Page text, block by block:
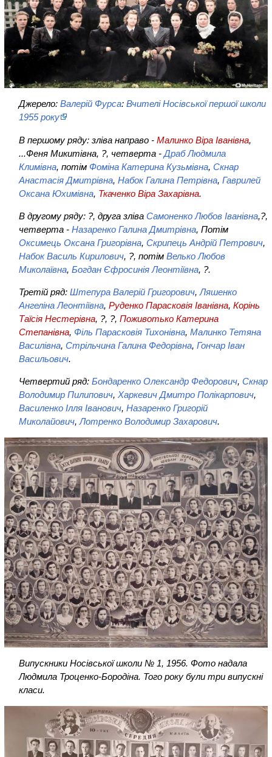
Джерело:Валерій Фурса:Вчителі Носівської першої школи
1955 року
В першому ряду: зліва направо -Малинко Віра Іванівна,
...Феня Микитівна, ?, четверта -Драб Людмила
Климівна, потім Фоміна Катерина Кузьмівна,Скнар
Анастасія Дмитрівна,Набок Галина Петрівна,Гаврилей
Оксана Юхимівна, Ткаченко Віра Захарівна.
В другому ряду: ?, друга зліваСамоненко Любов Іванівна,?,
четверта -Назаренко Галина Дмитрівна, Потім
Оксимець Оксана Григорівна,Скрипець Андрій Петрович,
Набок Василь Кирилович, ?, потімВелько Любов
Миколаївна,Богдан Єфросинія Леонтіївна, ?.
Третій ряд:Штепура Валерій Григорович,Ляшенко
Ангеліна Леонтіївна,Руденко Парасковія Іванівна,Корінь
Таїсія Нестерівна, ?, ?,Поживотько Катерина
Степанівна, Філь Парасковія Тихонівна,Малинко Тетяна
Василівна,Стрільчина Галина Федорівна,Гончар Іван
Васильович.
Четвертий ряд:Бондаренко Олександр Федорович,Скнар
Володимир Пилипович,Харкевич Дмитро Полікарпович,
Василенко Ілля Іванович,Назаренко Григорій
Миколайович,Лотренко Володимир Захарович.
Випускники Носівської школи № 1, 1956. Фото надала
Людмила Троценко-Бородіна. Того року були три випускні
класи.